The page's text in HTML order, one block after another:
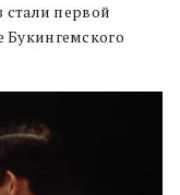
стали первой
Букингемского